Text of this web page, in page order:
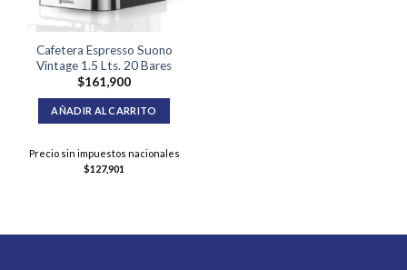
Cafetera Espresso Suono
Vintage 1.5 Lts. 20 Bares
$161,900
AÑADIR AL CARRITO
Precio sin impuestos nacionales
$127,901